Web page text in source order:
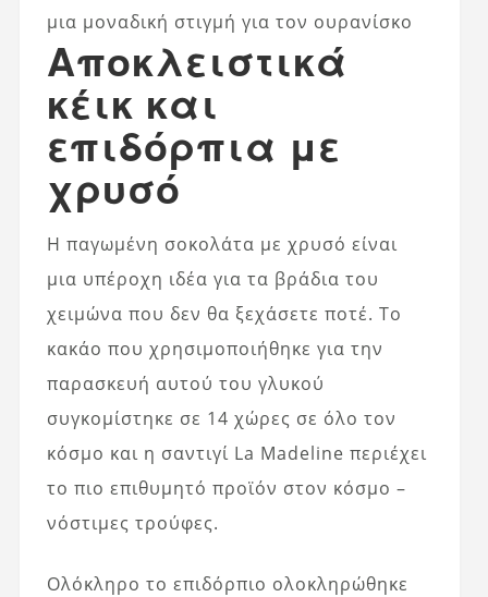
μια μοναδική στιγμή για τον ουρανίσκο
Αποκλειστικά
κέικ και
επιδόρπια με
χρυσό
Η παγωμένη σοκολάτα με χρυσό είναι
μια υπέροχη ιδέα για τα βράδια του
χειμώνα που δεν θα ξεχάσετε ποτέ. Το
κακάο που χρησιμοποιήθηκε για την
παρασκευή αυτού του γλυκού
συγκομίστηκε σε 14 χώρες σε όλο τον
κόσμο και η σαντιγί La Madeline περιέχει
το πιο επιθυμητό προϊόν στον κόσμο –
νόστιμες τρούφες.
Ολόκληρο το επιδόρπιο ολοκληρώθηκε